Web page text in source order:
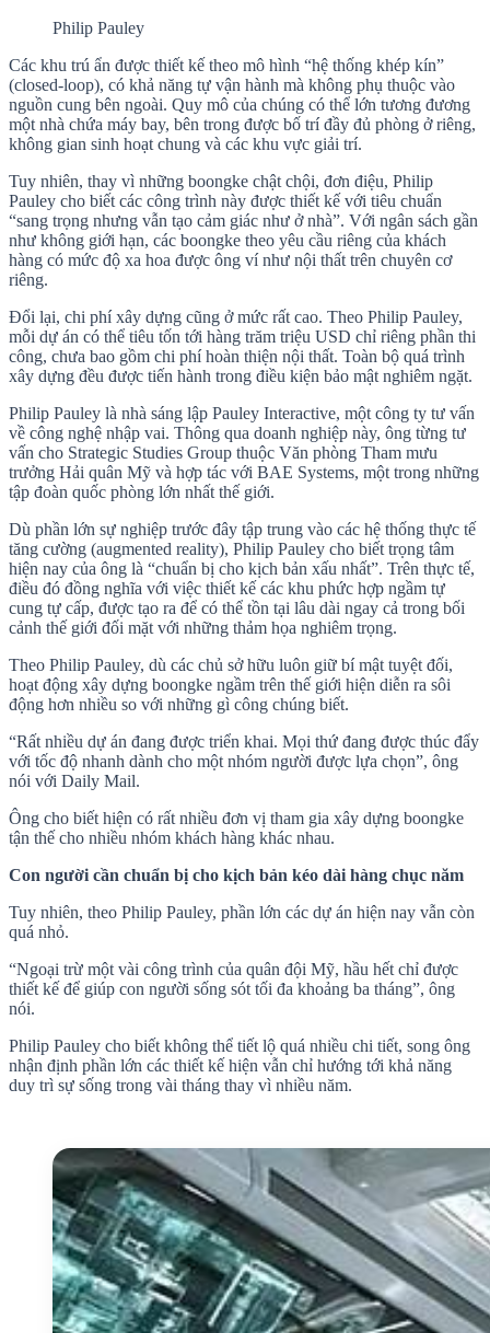
Philip Pauley
Các khu trú ẩn được thiết kế theo mô hình “hệ thống khép kín”
(closed-loop), có khả năng tự vận hành mà không phụ thuộc vào
nguồn cung bên ngoài. Quy mô của chúng có thể lớn tương đương
một nhà chứa máy bay, bên trong được bố trí đầy đủ phòng ở riêng,
không gian sinh hoạt chung và các khu vực giải trí.
Tuy nhiên, thay vì những boongke chật chội, đơn điệu, Philip
Pauley cho biết các công trình này được thiết kế với tiêu chuẩn
“sang trọng nhưng vẫn tạo cảm giác như ở nhà”. Với ngân sách gần
như không giới hạn, các boongke theo yêu cầu riêng của khách
hàng có mức độ xa hoa được ông ví như nội thất trên chuyên cơ
riêng.
Đổi lại, chi phí xây dựng cũng ở mức rất cao. Theo Philip Pauley,
mỗi dự án có thể tiêu tốn tới hàng trăm triệu USD chỉ riêng phần thi
công, chưa bao gồm chi phí hoàn thiện nội thất. Toàn bộ quá trình
xây dựng đều được tiến hành trong điều kiện bảo mật nghiêm ngặt.
Philip Pauley là nhà sáng lập Pauley Interactive, một công ty tư vấn
về công nghệ nhập vai. Thông qua doanh nghiệp này, ông từng tư
vấn cho Strategic Studies Group thuộc Văn phòng Tham mưu
trưởng Hải quân Mỹ và hợp tác với BAE Systems, một trong những
tập đoàn quốc phòng lớn nhất thế giới.
Dù phần lớn sự nghiệp trước đây tập trung vào các hệ thống thực tế
tăng cường (augmented reality), Philip Pauley cho biết trọng tâm
hiện nay của ông là “chuẩn bị cho kịch bản xấu nhất”. Trên thực tế,
điều đó đồng nghĩa với việc thiết kế các khu phức hợp ngầm tự
cung tự cấp, được tạo ra để có thể tồn tại lâu dài ngay cả trong bối
cảnh thế giới đối mặt với những thảm họa nghiêm trọng.
Theo Philip Pauley, dù các chủ sở hữu luôn giữ bí mật tuyệt đối,
hoạt động xây dựng boongke ngầm trên thế giới hiện diễn ra sôi
động hơn nhiều so với những gì công chúng biết.
“Rất nhiều dự án đang được triển khai. Mọi thứ đang được thúc đẩy
với tốc độ nhanh dành cho một nhóm người được lựa chọn”, ông
nói với Daily Mail.
Ông cho biết hiện có rất nhiều đơn vị tham gia xây dựng boongke
tận thế cho nhiều nhóm khách hàng khác nhau.
Con người cần chuẩn bị cho kịch bản kéo dài hàng chục năm
Tuy nhiên, theo Philip Pauley, phần lớn các dự án hiện nay vẫn còn
quá nhỏ.
“Ngoại trừ một vài công trình của quân đội Mỹ, hầu hết chỉ được
thiết kế để giúp con người sống sót tối đa khoảng ba tháng”, ông
nói.
Philip Pauley cho biết không thể tiết lộ quá nhiều chi tiết, song ông
nhận định phần lớn các thiết kế hiện vẫn chỉ hướng tới khả năng
duy trì sự sống trong vài tháng thay vì nhiều năm.